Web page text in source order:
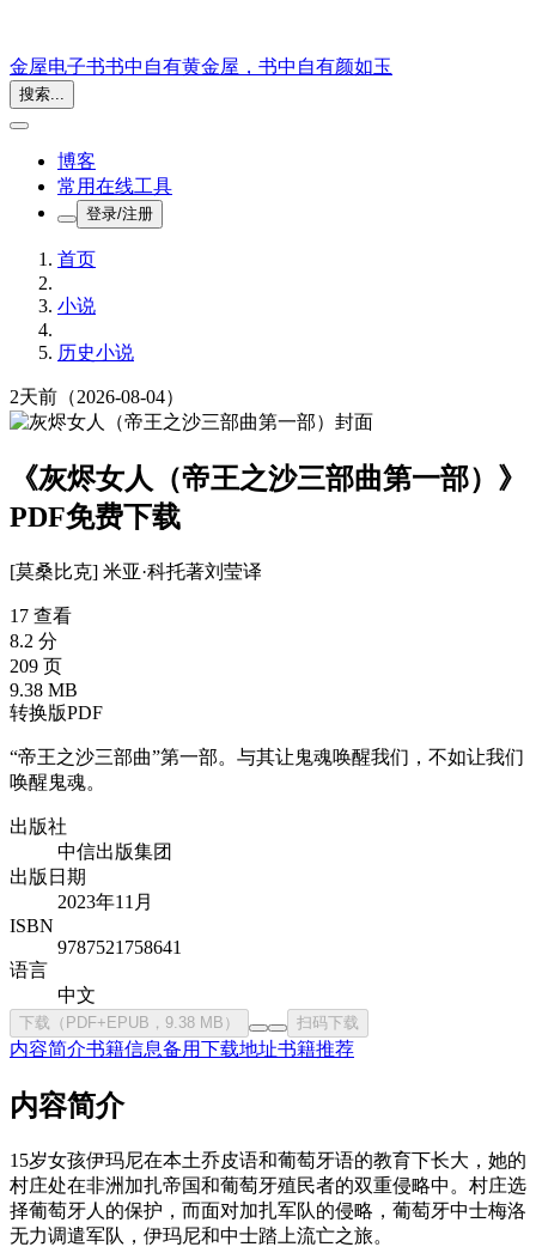
金屋电子书书中自有黄金屋，书中自有颜如玉
搜索...
博客
常用在线工具
登录/注册
首页
小说
历史小说
2天前 （2026-08-04）
《灰烬女人（帝王之沙三部曲第一部）》
PDF免费下载
[莫桑比克] 米亚·科托著刘莹译
17 查看
8.2 分
209 页
9.38 MB
转换版PDF
“帝王之沙三部曲”第一部。与其让鬼魂唤醒我们，不如让我们
唤醒鬼魂。
出版社
中信出版集团
出版日期
2023年11月
ISBN
9787521758641
语言
中文
下载（PDF+EPUB，9.38 MB） 扫码下载
内容简介书籍信息备用下载地址书籍推荐
内容简介
15岁女孩伊玛尼在本土乔皮语和葡萄牙语的教育下长大，她的
村庄处在非洲加扎帝国和葡萄牙殖民者的双重侵略中。村庄选
择葡萄牙人的保护，而面对加扎军队的侵略，葡萄牙中士梅洛
无力调遣军队，伊玛尼和中士踏上流亡之旅。